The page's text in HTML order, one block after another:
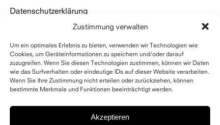
Zustimmung verwalten
Um ein optimales Erlebnis zu bieten, verwenden wir Technologien wie
Cookies, um Geräteinformationen zu speichern und/oder darauf
zuzugreifen. Wenn Sie diesen Technologien zustimmen, können wir Daten
wie das Surfverhalten oder eindeutige IDs auf dieser Website verarbeiten.
Wenn Sie Ihre Zustimmung nicht erteilen oder zurückziehen, können
bestimmte Merkmale und Funktionen beeinträchtigt werden.
Akzeptieren
Datenschutzerklärung
Kontakt
Schelling Architekturstiftung
76133 Karlsruhe